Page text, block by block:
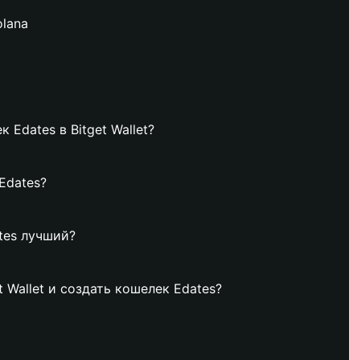
Edates в Bitget Wallet?
лучший?
Wallet и создать кошелек Edates?